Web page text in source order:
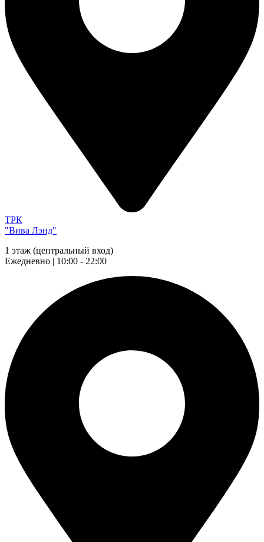
ТРК
"Вива Лэнд"
1 этаж (центральный вход)
Ежедневно | 10:00 - 22:00